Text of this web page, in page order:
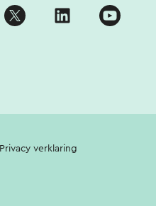
Privacy verklaring